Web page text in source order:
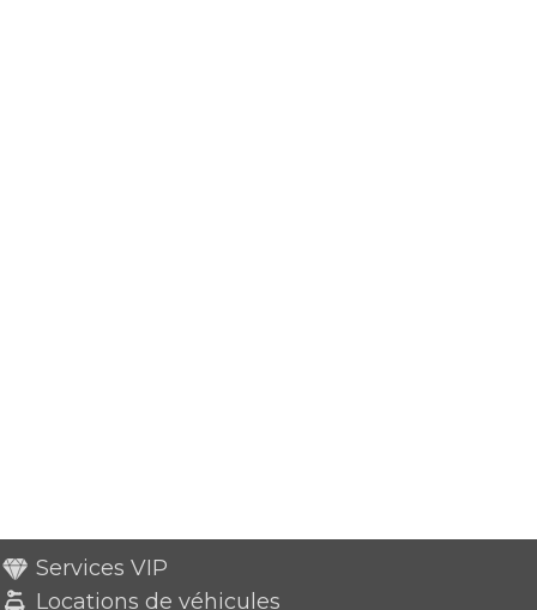
Services VIP
Locations de véhicules